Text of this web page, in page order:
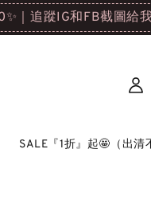
SALE『1折』起🤩（出清